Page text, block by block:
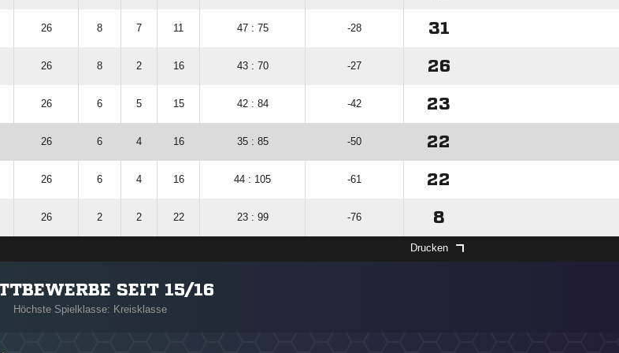
26 8 7 11 47 : 75 -28 31
26 8 2 16 43 : 70 -27 26
26 6 5 15 42 : 84 -42 23
26 6 4 16 35 : 85 -50 22
26 6 4 16 44 : 105 -61 22
26 2 2 22 23 : 99 -76 8
Drucken
SEIT 15/16
Höchste Spielklasse: Kreisklasse